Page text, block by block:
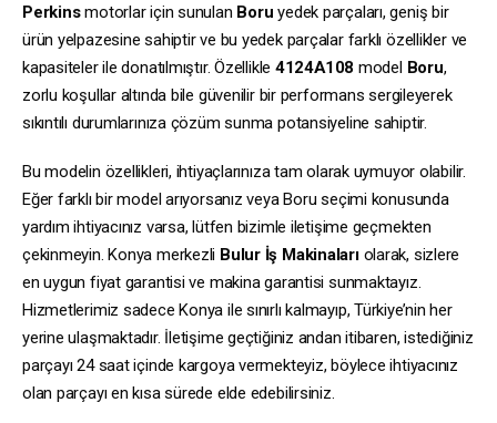
Perkinsmotorlar için sunulan Boru yedek parçaları, geniş bir
ürün yelpazesine sahiptir ve bu yedek parçalar farklı özellikler ve
kapasiteler ile donatılmıştır. Özellikle 4124A108 model Boru,
zorlu koşullar altında bile güvenilir bir performans sergileyerek
sıkıntılı durumlarınıza çözüm sunma potansiyeline sahiptir.
Bu modelin özellikleri, ihtiyaçlarınıza tam olarak uymuyor olabilir.
Eğer farklı bir model arıyorsanız veya Boru seçimi konusunda
yardım ihtiyacınız varsa, lütfen bizimle iletişime geçmekten
çekinmeyin. Konya merkezli Bulur İş Makinalarıolarak, sizlere
en uygun fiyat garantisi ve makina garantisi sunmaktayız.
Hizmetlerimiz sadece Konya ile sınırlı kalmayıp, Türkiye’nin her
yerine ulaşmaktadır. İletişime geçtiğiniz andan itibaren, istediğiniz
parçayı 24 saat içinde kargoya vermekteyiz, böylece ihtiyacınız
olan parçayı en kısa sürede elde edebilirsiniz.